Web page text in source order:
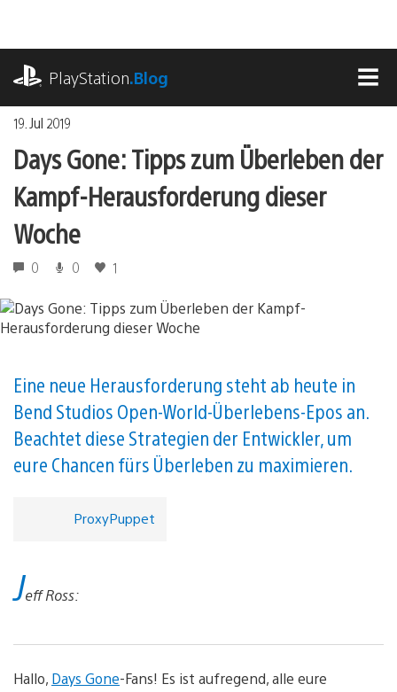
springen
PlayStation.Blog
19. Jul 2019
Days Gone: Tipps zum Überleben der
Kampf-Herausforderung dieser
Woche
0 0 1
Eine neue Herausforderung steht ab heute in
Bend Studios Open-World-Überlebens-Epos an.
Beachtet diese Strategien der Entwickler, um
eure Chancen fürs Überleben zu maximieren.
ProxyPuppet
Jeff Ross:
Hallo, Days Gone-Fans! Es ist aufregend, alle eure